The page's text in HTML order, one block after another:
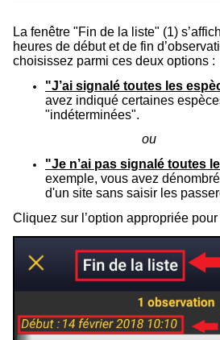
La fenêtre "Fin de la liste" (1)
heures de début et de fin
choisissez parmi ces deux options :
"J’ai signalé toutes les
avez indiqué certaines
"indéterminées".
ou
"Je n’ai pas signalé toutes
exemple, vous avez
d'un site sans saisir les
Cliquez sur l’option appropriée